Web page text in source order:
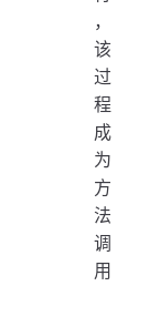
，
该
过
程
成
为
方
法
调
用